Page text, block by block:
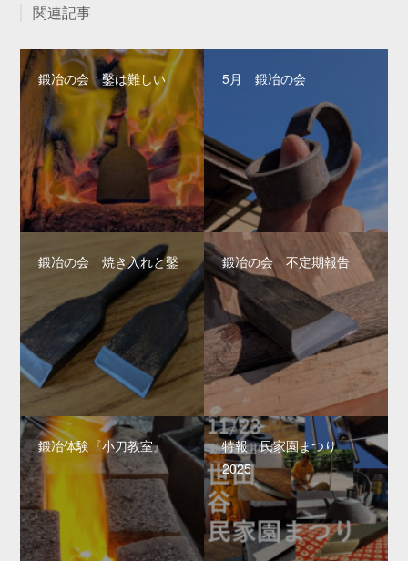
関連記事
鍛冶の会 鑿は難しい 5月 鍛冶の会
鍛冶の会 焼き入れと鑿 鍛冶の会 不定期報告
鍛冶体験『小刀教室』
特報 民家園まつり
2025